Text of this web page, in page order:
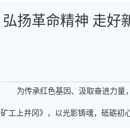
弘扬革命精神 走好
为传承红色基因、汲取奋进力量
矿工上井冈》，以光影铸魂，砥砺初